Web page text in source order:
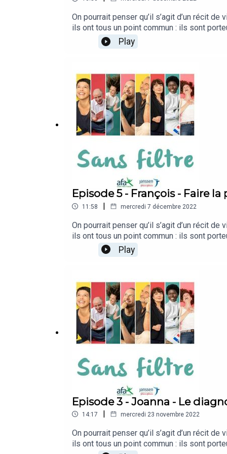
On pourrait penser qu’il s’agit d’un récit
ils ont tous un point commun : ils sont
Hémorragique. Ces Maladies
plus fort. De l’annonce de la maladie au
la vie est belle. Ecoutez, c’est « sans
histoire personnelle.JANSSEN-CILAG,
le n° B 562 033 068, dont le siège social
Play
Episode 5 - François - Faire
11:58 | mercredi 7 décembre 2022
On pourrait penser qu’il s’agit d’un récit
ils ont tous un point commun : ils sont
Hémorragique. Ces Maladies
plus fort. De l’annonce de la maladie au
la vie est belle. Ecoutez, c’est « sans
histoire personnelle.JANSSEN-CILAG,
le n° B 562 033 068, dont le siège social
Play
Episode 3 - Joanna - Le
14:17 | mercredi 23 novembre 2022
On pourrait penser qu’il s’agit d’un récit
ils ont tous un point commun : ils sont